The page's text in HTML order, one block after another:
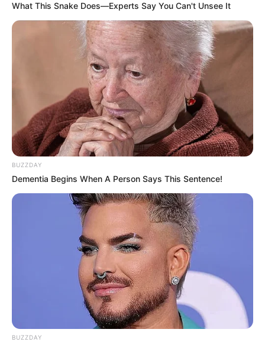
kann man auch bei schlechtem Wetter und im
Winter Badespaß haben. Die aus vier Innenbecken
und zwei beheizten Außenbecken bestehende
Bade- und Saunawelt im Seebad Ahlbeck wird von
einer aus Jodsole bestehenden Thermalquelle
gespeist. Informationen unter www.ostseetherme-us
edom.de.
MüritzthermeRöbel- Badespaß und
Badevergnügen bei jedem Wetter bietet das an der
Müritz, dem größten Binnensee Deutschlands
liegende, mit Wasserrutsche, Strömungskanal und
Sprudelliegen ausgestattete Erlebnisbad.
Oase Güstrow - Auch bei schlechtem Wetter, also im
Winter und bei Regen, kann in Güstrow Badespaß
genossen werden. Es gibt nämlich nicht nur das
Strandbad am Inselsee, sondern auch ein schönes
Spaß- und Freizeitbad mit Blubberbecken,
Strömungskanal, wohltemperiertem Außenbecken
und großzügigem Saunabereich. Informationen
www.oaseguestrow.de.
What This Snake Does—Experts Say You Can't Unsee It
BUZZDAY
Dementia Begins When A Person Says This Sentence!
BUZZDAY